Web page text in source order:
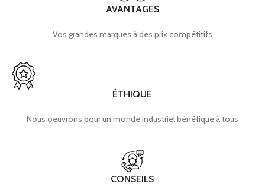
AVANTAGES
Vos grandes marques à des prix compétitifs
ÉTHIQUE
Nous oeuvrons pour un monde industriel bénéfique à tous
CONSEILS